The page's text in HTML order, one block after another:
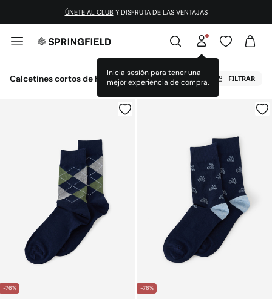
Calcetines cortos de hombre FILTRAR
-76% -76%